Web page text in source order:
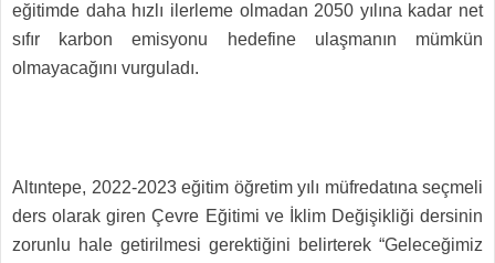
eğitimde daha hızlı ilerleme olmadan 2050 yılına kadar net
sıfır karbon emisyonu hedefine ulaşmanın mümkün
olmayacağını vurguladı.
Altıntepe, 2022-2023 eğitim öğretim yılı müfredatına seçmeli
ders olarak giren Çevre Eğitimi ve İklim Değişikliği dersinin
zorunlu hale getirilmesi gerektiğini belirterek “Geleceğimiz